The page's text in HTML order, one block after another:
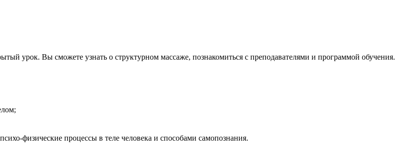
урок. Вы сможете узнать о структурном массаже, познакомиться с преподавателями и программой обучения.
физические процессы в теле человека и способами самопознания.